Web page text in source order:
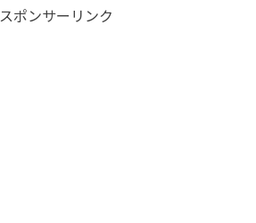
スポンサーリンク